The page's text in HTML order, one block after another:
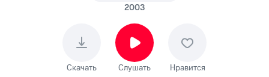
2003
Скачать Слушать Нравится